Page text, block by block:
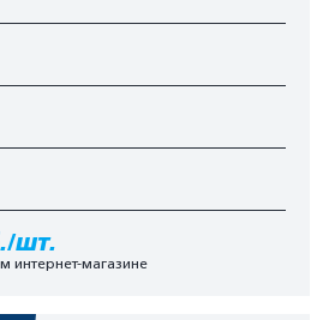
шт.
интернет-магазине